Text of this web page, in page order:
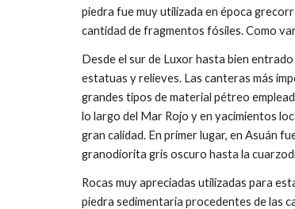
piedra fue muy utilizada en época
cantidad de fragmentos fósiles. Como
Desde el sur de Luxor hasta bien
estatuas y relieves. Las canteras más
grandes tipos de material pétreo
lo largo del Mar Rojo y en yacimientos
gran calidad. En primer lugar, en Asuán
granodiorita gris oscuro hasta la
Rocas muy apreciadas utilizadas para
piedra sedimentaria procedentes de las